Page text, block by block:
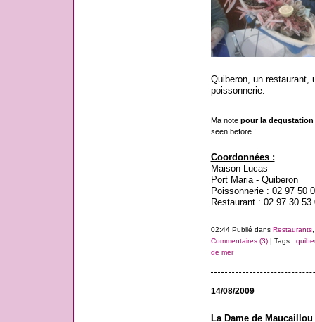
Quiberon, un restaurant,
poissonnerie.
Ma note pour la degustation
seen before !
Coordonnées :
Maison Lucas
Port Maria - Quiberon
Poissonnerie : 02 97 50
Restaurant : 02 97 30 53
02:44 Publié dans Restaurants
Commentaires (3)| Tags :
de mer
14/08/2009
La Dame de Maucaillou